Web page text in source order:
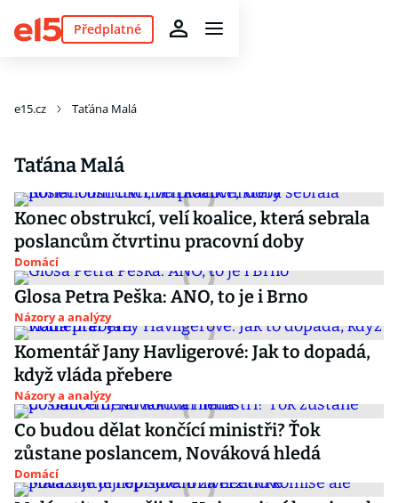
Předplatné
e15.cz Taťána Malá
Taťána Malá
Konec obstrukcí, velí koalice, která sebrala
poslancům čtvrtinu pracovní doby
Domácí
Glosa Petra Peška: ANO, to je i Brno
Názory a analýzy
Komentář Jany Havligerové: Jak to dopadá,
když vláda přebere
Názory a analýzy
Co budou dělat končící ministři? Ťok
zůstane poslancem, Nováková hledá
Domácí